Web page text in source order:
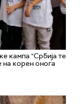
кампа "Србија те
корен онога